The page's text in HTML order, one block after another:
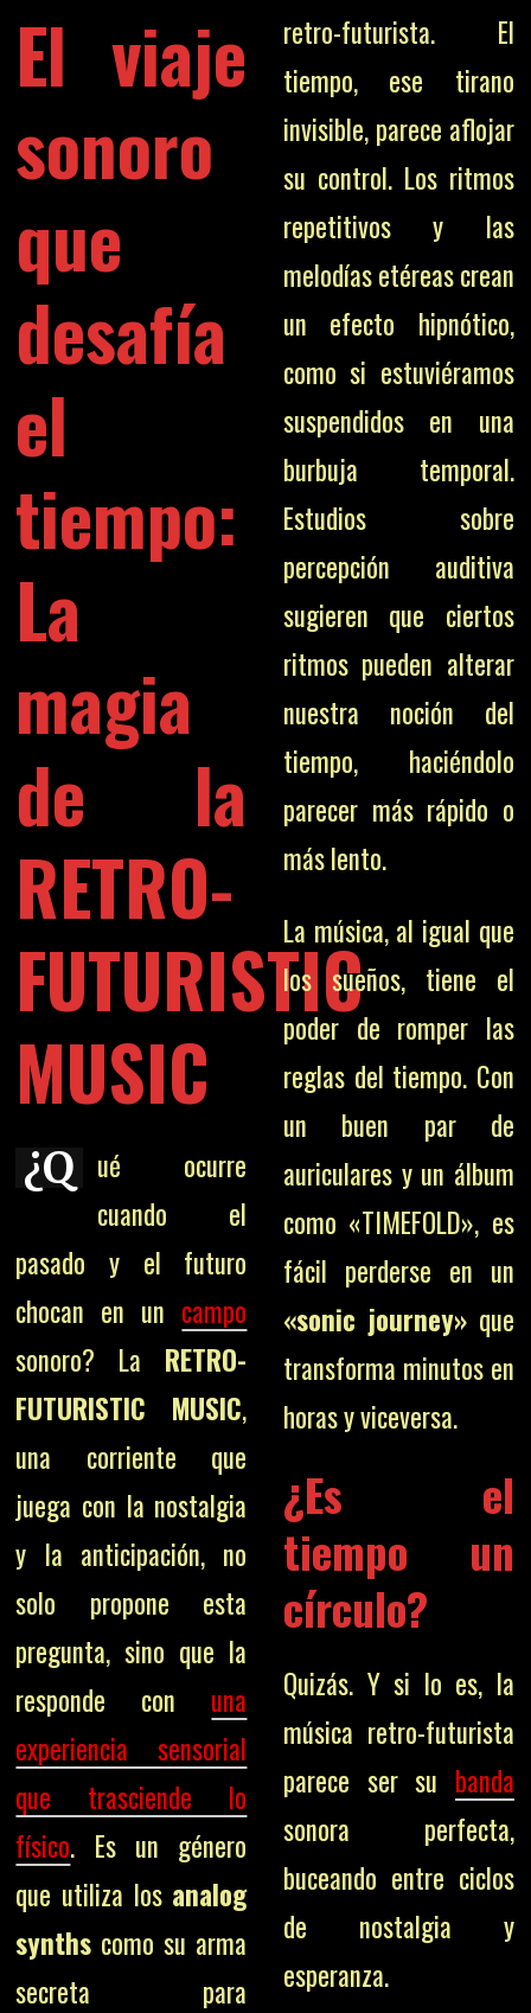
El viaje
sonoro
que
desafía
el
tiempo:
La
magia
de la
RETRO-
FUTURISTIC
MUSIC
¿Q
ué ocurre
cuando el
pasado y el futuro
chocan en un campo
sonoro? La RETRO-
FUTURISTIC MUSIC,
una corriente que
juega con la nostalgia
y la anticipación, no
solo propone esta
pregunta, sino que la
responde con una
experiencia sensorial
que trasciende lo
físico. Es un género
que utiliza los analog
synths como su arma
secreta para
retro-futurista. El
tiempo, ese tirano
invisible, parece aflojar
su control. Los ritmos
repetitivos y las
melodías etéreas crean
un efecto hipnótico,
como si estuviéramos
suspendidos en una
burbuja temporal.
Estudios sobre
percepción auditiva
sugieren que ciertos
ritmos pueden alterar
nuestra noción del
tiempo, haciéndolo
parecer más rápido o
más lento.
La música, al igual que
los sueños, tiene el
poder de romper las
reglas del tiempo. Con
un buen par de
auriculares y un álbum
como «TIMEFOLD», es
fácil perderse en un
«sonic journey»que
transforma minutos en
horas y viceversa.
¿Es el
tiempo un
círculo?
Quizás. Y si lo es, la
música retro-futurista
parece ser su banda
sonora perfecta,
buceando entre ciclos
de nostalgia y
esperanza.